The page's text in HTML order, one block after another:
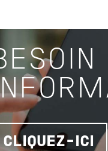
CLIQUEZ-ICI